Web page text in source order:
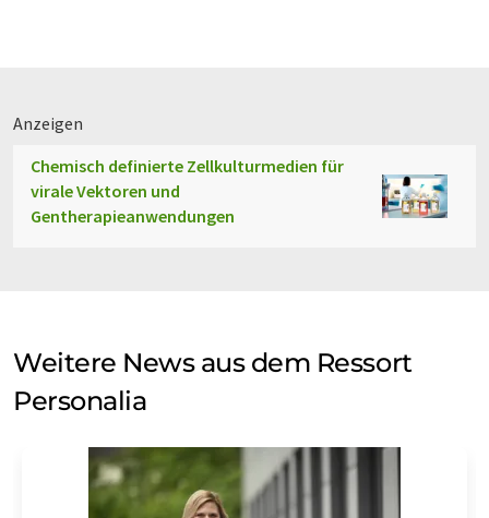
Anzeigen
Chemisch definierte Zellkulturmedien für
virale Vektoren und
Gentherapieanwendungen
Weitere News aus dem Ressort
Personalia